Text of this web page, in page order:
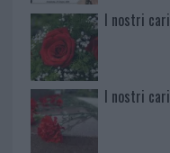
I nostri cari
I nostri cari